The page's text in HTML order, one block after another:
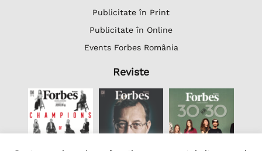
Publicitate în Print
Publicitate în Online
Events Forbes România
Reviste